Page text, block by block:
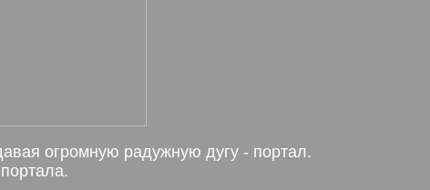
огромную радужную дугу - портал.